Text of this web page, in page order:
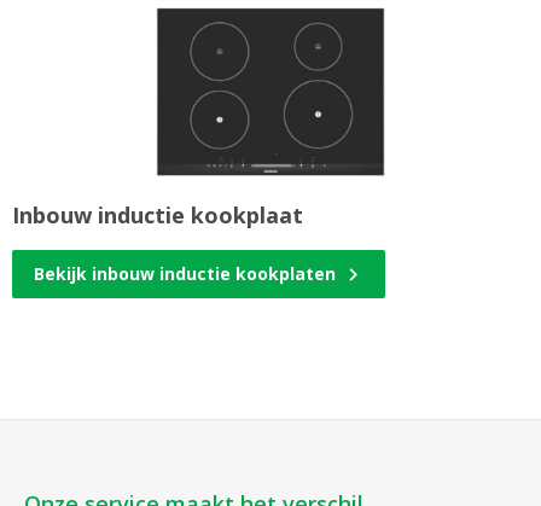
Inbouw inductie kookplaat
Bekijk inbouw inductie kookplaten